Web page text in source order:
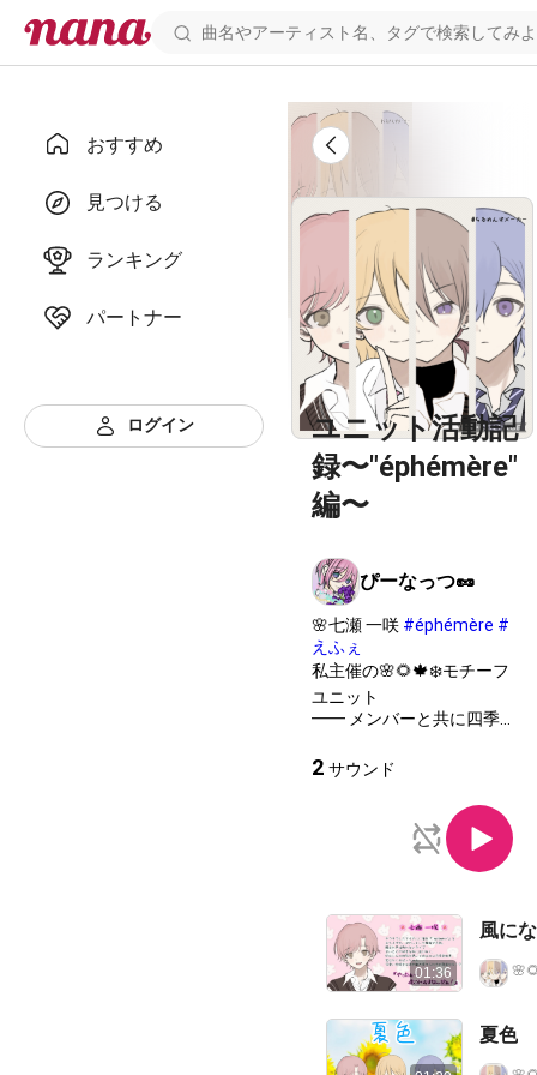
おすすめ
見つける
ランキング
パートナー
ログイン
ユニット活動記
録〜"éphémère"
編〜
ぴーなっつ🥜
🌸七瀬 一咲 #éphémère #
えふぇ
私主催の🌸🌻🍁❄️モチーフ
ユニット
━━ メンバーと共に四季
3ヶ月に1回【春夏秋冬】
をテーマに歌うアイドルユ
2 サウンド
01:36
風に
夏色